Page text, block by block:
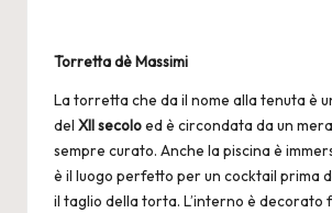
Torretta dè Massimi
La torretta che da il nome alla tenuta è
del XII secoloed è circondata da un
sempre curato. Anche la piscina è
è il luogo perfetto per un cocktail prima
il taglio della torta. L’interno è decorato